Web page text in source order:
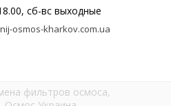
сб-вс выходные
osmos-kharkov.com.ua
фильтров осмоса,